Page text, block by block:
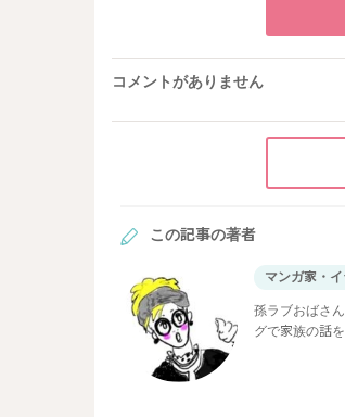
コメントがありません
この記事の著者
マンガ家・
孫ラブおばさ
グで家族の話を